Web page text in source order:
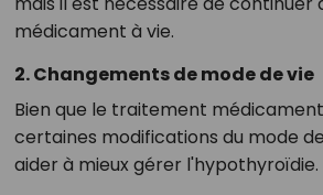
médicament à vie.
2. Changements de mode de vie
Bien que le traitement
certaines modifications du mode
aider à mieux gérer l'hypothyroïdie.